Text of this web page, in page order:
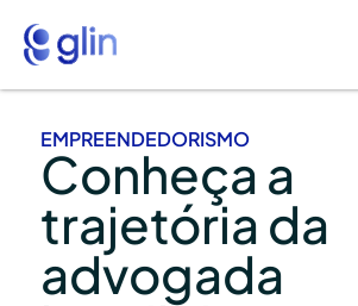
EMPREENDEDORISMO
Conheça a
trajetória da
advogada